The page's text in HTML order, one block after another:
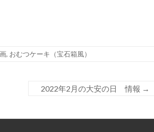
, おむつケーキ（宝石箱風）
2022年2月の大安の日 情報 →